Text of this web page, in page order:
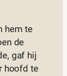
hem te
de
gaf hij
hoofd te